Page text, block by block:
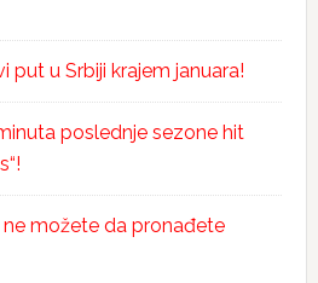
put u Srbiji krajem januara!
poslednje sezone hit
možete da pronađete